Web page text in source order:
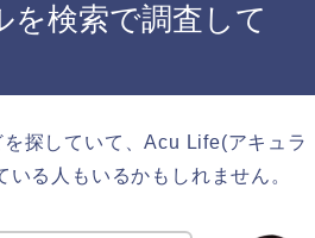
を検索で調査して
探していて、Acu Life(アキュラ
る人もいるかもしれません。